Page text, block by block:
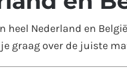
Nederland en
graag over de juiste